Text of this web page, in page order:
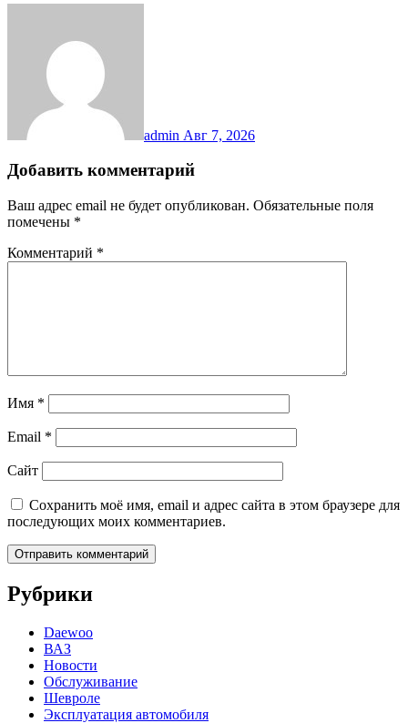
admin Авг 7, 2026
Добавить комментарий
Ваш адрес email не будет опубликован. Обязательные поля
помечены *
Комментарий *
Имя *
Email *
Сайт
Сохранить моё имя, email и адрес сайта в этом браузере для
последующих моих комментариев.
Рубрики
Daewoo
ВАЗ
Новости
Обслуживание
Шевроле
Эксплуатация автомобиля